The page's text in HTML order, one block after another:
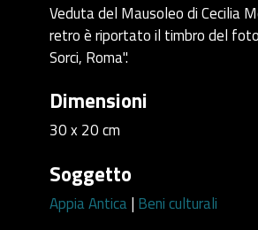
Veduta del Mausoleo di Cecilia
retro è riportato il timbro del
Sorci, Roma".
Dimensioni
30 x 20 cm
Soggetto
Appia Antica| Beni culturali